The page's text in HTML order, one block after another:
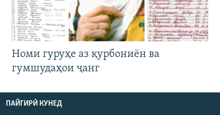
Номи гуруҳе аз қурбониён ва
гумшудаҳои ҷанг
ПАЙГИРӢ КУНЕД